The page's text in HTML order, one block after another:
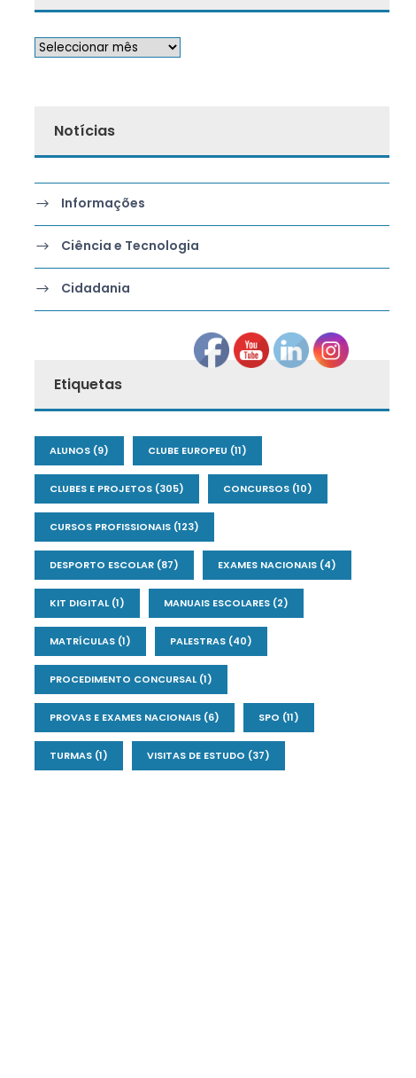
Notícias
Informações
Ciência e Tecnologia
Cidadania
Etiquetas
ALUNOS(9) CLUBE EUROPEU (11)
CLUBES E PROJETOS(305) CONCURSOS(10)
CURSOS PROFISSIONAIS(123)
DESPORTO ESCOLAR(87) EXAMES NACIONAIS(4)
KIT DIGITAL(1) MANUAIS ESCOLARES(2)
MATRÍCULAS(1) PALESTRAS(40)
PROCEDIMENTO CONCURSAL(1)
PROVAS E EXAMES NACIONAIS(6) SPO (11)
TURMAS(1) VISITAS DE ESTUDO (37)